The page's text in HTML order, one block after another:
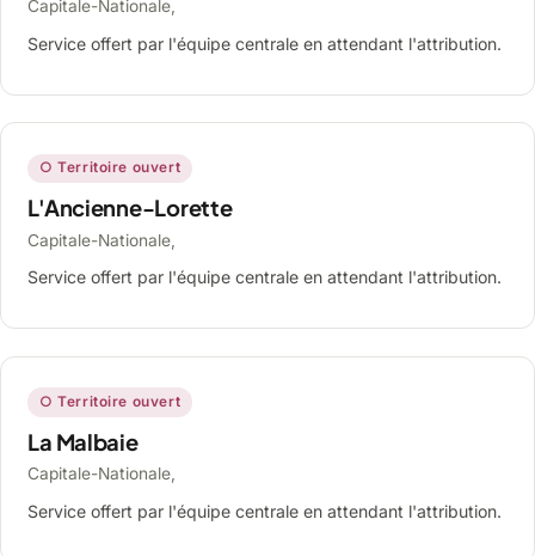
Capitale-Nationale,
Service offert par l'équipe centrale en attendant l'attribution.
○ Territoire ouvert
L'Ancienne-Lorette
Capitale-Nationale,
Service offert par l'équipe centrale en attendant l'attribution.
○ Territoire ouvert
La Malbaie
Capitale-Nationale,
Service offert par l'équipe centrale en attendant l'attribution.